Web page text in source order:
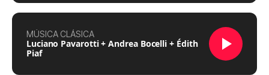
MÚSICA CLÁSICA
Luciano Pavarotti + Andrea Bocelli + Édith
Piaf